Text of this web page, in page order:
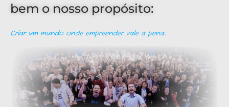
bem o nosso propósito:
Criar um mundo onde empreender vale a pena.